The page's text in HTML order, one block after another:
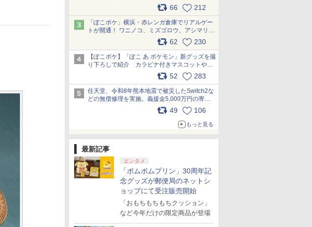
組み。味は恐怖を堪のう「味噌フレーバー」
66 212
「ぽこポケ」横浜・赤レンガ倉庫でリアルゲー
トが開通！ ワニノコ、ミズゴロウ、アシマリ登
場シーンをレポート pic.x.com/LDgEByVl6D
62 230
【ぽこポケ】「ぽこ あ ポケモン」新グッズを撮
り下ろしで紹介 カラビナ付きマスコットやス
52 283
任天堂、令和8年熊本地震で被災したSwitch2な
どの無償修理を実施。義援金5,000万円の寄付
も発表 pic.x.com/BAYsMfUfUC
49 106
もっと見る
最新記事
エンタメ
「ポムポムプリン」30周年記
念グッズが郵便局のネットシ
ョップにて受注販売開始
「おもちもちもちクッション」
など今年だけの限定商品が登場